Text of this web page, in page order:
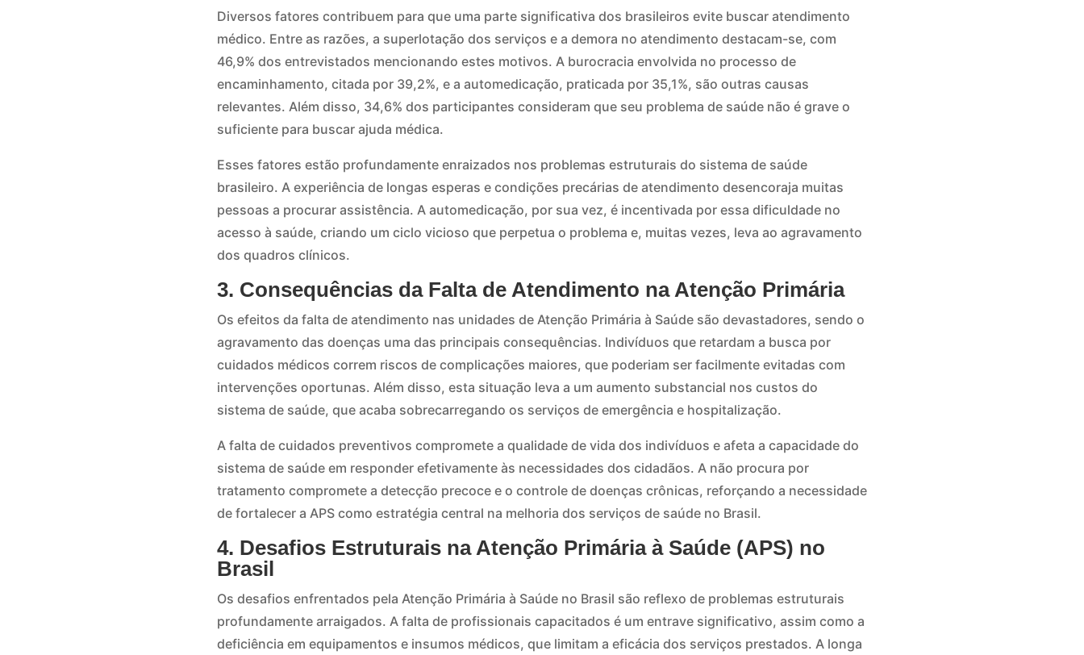
Diversos fatores contribuem para que uma parte significativa dos brasileiros evite buscar atendimento
médico. Entre as razões, a superlotação dos serviços e a demora no atendimento destacam-se, com
46,9% dos entrevistados mencionando estes motivos. A burocracia envolvida no processo de
encaminhamento, citada por 39,2%, e a automedicação, praticada por 35,1%, são outras causas
relevantes. Além disso, 34,6% dos participantes consideram que seu problema de saúde não é grave o
suficiente para buscar ajuda médica.
Esses fatores estão profundamente enraizados nos problemas estruturais do sistema de saúde
brasileiro. A experiência de longas esperas e condições precárias de atendimento desencoraja muitas
pessoas a procurar assistência. A automedicação, por sua vez, é incentivada por essa dificuldade no
acesso à saúde, criando um ciclo vicioso que perpetua o problema e, muitas vezes, leva ao agravamento
dos quadros clínicos.
3. Consequências da Falta de Atendimento na Atenção Primária
Os efeitos da falta de atendimento nas unidades de Atenção Primária à Saúde são devastadores, sendo o
agravamento das doenças uma das principais consequências. Indivíduos que retardam a busca por
cuidados médicos correm riscos de complicações maiores, que poderiam ser facilmente evitadas com
intervenções oportunas. Além disso, esta situação leva a um aumento substancial nos custos do
sistema de saúde, que acaba sobrecarregando os serviços de emergência e hospitalização.
A falta de cuidados preventivos compromete a qualidade de vida dos indivíduos e afeta a capacidade do
sistema de saúde em responder efetivamente às necessidades dos cidadãos. A não procura por
tratamento compromete a detecção precoce e o controle de doenças crônicas, reforçando a necessidade
de fortalecer a APS como estratégia central na melhoria dos serviços de saúde no Brasil.
4. Desafios Estruturais na Atenção Primária à Saúde (APS) no
Brasil
Os desafios enfrentados pela Atenção Primária à Saúde no Brasil são reflexo de problemas estruturais
profundamente arraigados. A falta de profissionais capacitados é um entrave significativo, assim como a
deficiência em equipamentos e insumos médicos, que limitam a eficácia dos serviços prestados. A longa